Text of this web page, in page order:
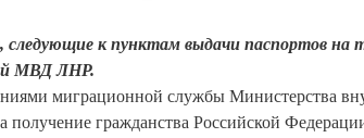
к пунктам выдачи паспортов на
МВД ЛНР.
миграционной службы Министерства
гражданства Российской